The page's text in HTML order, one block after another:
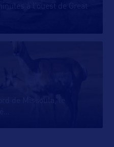
à l’ouest de Great
de Missoula, le